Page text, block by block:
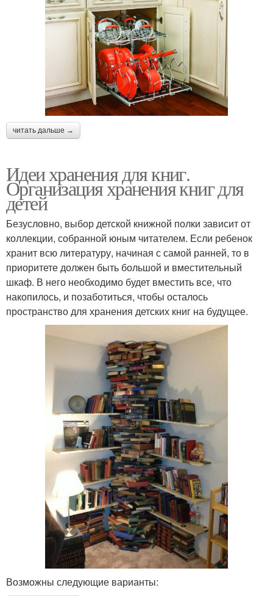
читать дальше →
Идеи хранения для книг.
Организация хранения книг для
детей
Безусловно, выбор детской книжной полки зависит от
коллекции, собранной юным читателем. Если ребенок
хранит всю литературу, начиная с самой ранней, то в
приоритете должен быть большой и вместительный
шкаф. В него необходимо будет вместить все, что
накопилось, и позаботиться, чтобы осталось
пространство для хранения детских книг на будущее.
Возможны следующие варианты: